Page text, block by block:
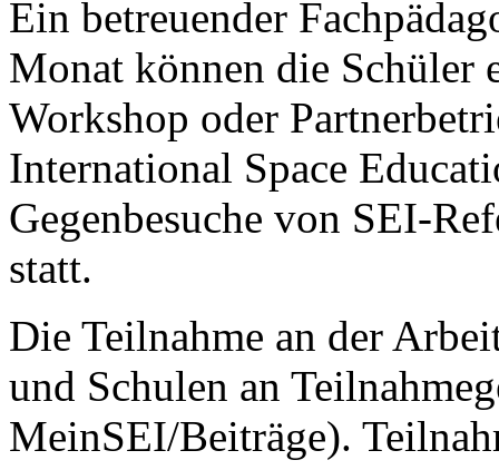
Ein betreuender
Monat können die Schüler
Workshop oder
International Space
Gegenbesuche von SEI-
statt.
Die Teilnahme an der
und Schulen an
MeinSEI/Beiträge).